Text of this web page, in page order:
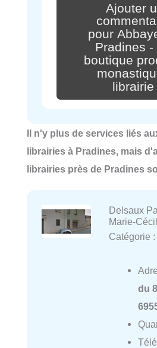
Ajouter
pour
Pradines -
boutique
librairie
Il n'y plus de services liés
librairies à Pradines, mais
librairies près de Pradines
Delsaux
Marie-
Catégorie :
du